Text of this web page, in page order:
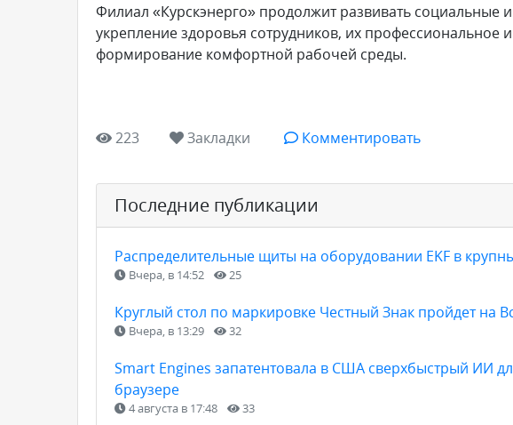
Филиал «Курскэнерго» продолжит развивать социальные
укрепление здоровья сотрудников, их профессиональное
формирование комфортной рабочей среды.
223 Закладки Комментировать
Последние публикации
Распределительные щиты на оборудовании EKF в
Вчера, в 14:52 25
Круглый стол по маркировке Честный Знак пройдет на
Вчера, в 13:29 32
Smart Engines запатентовала в США сверхбыстрый ИИ
браузере
4 августа в 17:48 33